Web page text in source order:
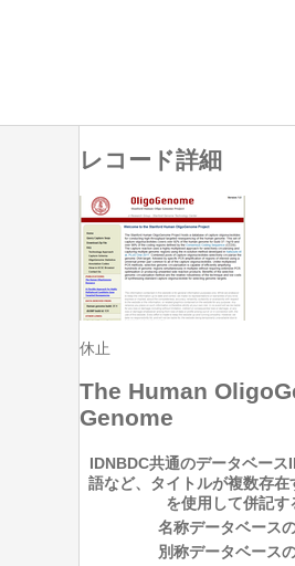
レコード詳細
休止
The Human
Genome
IDNBDC共通のデータベース
語など、タイトルが複数存在
を使用して併記す
名称データベース
別称データベース